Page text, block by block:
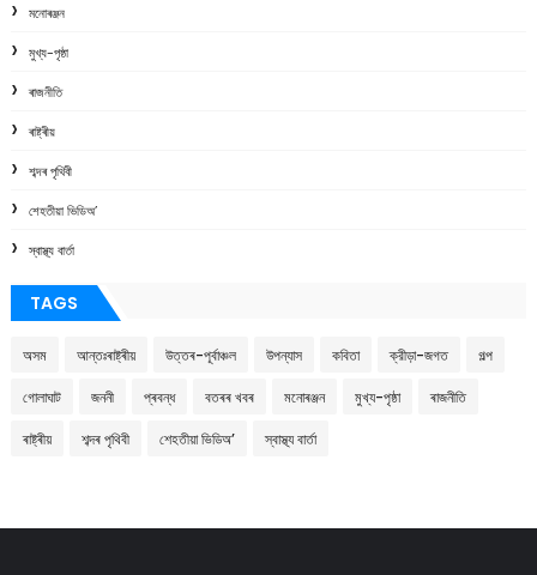
মনোৰঞ্জন
মুখ্য-পৃষ্ঠা
ৰাজনীতি
ৰাষ্ট্ৰীয়
শব্দৰ পৃথিবী
শেহতীয়া ভিডিঅ’
স্বাস্থ্য বাৰ্তা
TAGS
অসম আন্তঃৰাষ্ট্ৰীয় উত্তৰ-পূৰ্বাঞ্চল উপন্যাস কবিতা ক্রীড়া-জগত গল্প
গোলাঘাট জননী প্ৰবন্ধ বতৰৰ খবৰ মনোৰঞ্জন মুখ্য-পৃষ্ঠা ৰাজনীতি
ৰাষ্ট্ৰীয় শব্দৰ পৃথিবী শেহতীয়া ভিডিঅ’ স্বাস্থ্য বাৰ্তা